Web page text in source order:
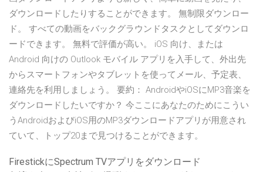
ダウンロードしたりすることができます。 無制限ダウンロー
ド。 すべての動画をバックグラウンドタスクとしてダウンロ
ードできます。 無料で評価が高い。 iOS 向け、または
Android 向けの Outlook モバイル アプリを入手して、外出先
からスマートフォンやタブレットを使ってメール、予定表、
連絡先を利用しましょう。 要約： AndroidやiOSにMP3音楽を
ダウンロードしたいですか？ 今ここにあなたのためにこうい
うAndroidおよびiOS用のMP3ダウンロードアプリが用意され
ていて、トップ20まで見つけることができます。
FirestickにSpectrum TVアプリをダウンロード